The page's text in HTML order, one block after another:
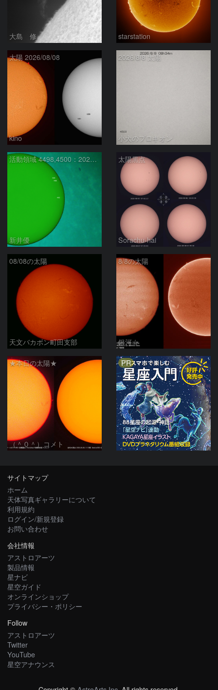
大島 修 starstation
太陽 2026/08/08
kino
2026/8/8 太陽
小犬のプロキオン
活動領域 4498,4500：2026/08/08
新井優
太陽黒点
Sorachu-hai
08/08の太陽
天文バカボン町田支部
8/8の太陽
銀河☆
★本日の太陽★
（＾０＾）コメト
PR
サイトマップ
ホーム
天体写真ギャラリーについて
利用規約
ログイン/新規登録
お問い合わせ
会社情報
アストロアーツ
製品情報
星ナビ
星空ガイド
オンラインショップ
プライバシー・ポリシー
Follow
アストロアーツ
Twitter
YouTube
星空アナウンス